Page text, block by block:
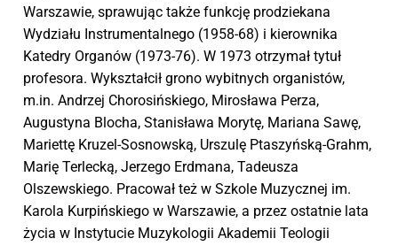
Warszawie, sprawując także funkcję prodziekana
Wydziału Instrumentalnego (1958-68) i kierownika
Katedry Organów (1973-76). W 1973 otrzymał tytuł
profesora. Wykształcił grono wybitnych organistów,
m.in. Andrzej Chorosińskiego, Mirosława Perza,
Augustyna Blocha, Stanisława Morytę, Mariana Sawę,
Mariettę Kruzel-Sosnowską, Urszulę Ptaszyńską-Grahm,
Marię Terlecką, Jerzego Erdmana, Tadeusza
Olszewskiego. Pracował też w Szkole Muzycznej im.
Karola Kurpińskiego w Warszawie, a przez ostatnie lata
życia w Instytucie Muzykologii Akademii Teologii